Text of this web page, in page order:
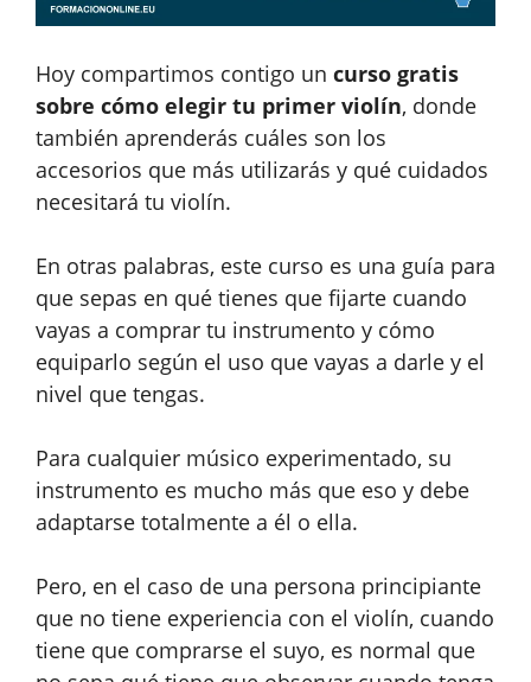
Hoy compartimos contigo un curso gratis
sobre cómo elegir tu primer violín, donde
también aprenderás cuáles son los
accesorios que más utilizarás y qué cuidados
necesitará tu violín.
En otras palabras, este curso es una guía para
que sepas en qué tienes que fijarte cuando
vayas a comprar tu instrumento y cómo
equiparlo según el uso que vayas a darle y el
nivel que tengas.
Para cualquier músico experimentado, su
instrumento es mucho más que eso y debe
adaptarse totalmente a él o ella.
Pero, en el caso de una persona principiante
que no tiene experiencia con el violín, cuando
tiene que comprarse el suyo, es normal que